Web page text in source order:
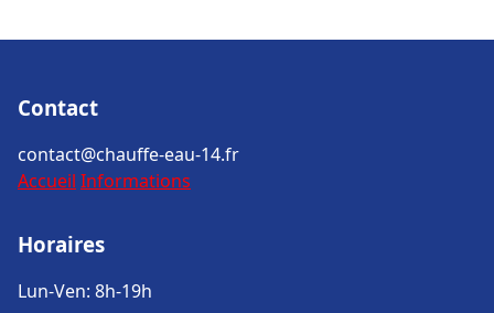
Contact
contact@chauffe-eau-14.fr
Accueil Informations
Horaires
Lun-Ven: 8h-19h